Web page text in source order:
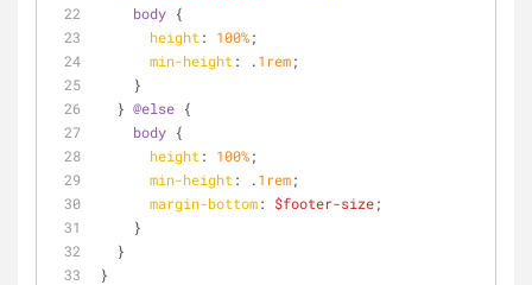
body {
height : 100%;
min-height : .1rem;
    }
  }
@else {
body {
height : 100%;
min-height : .1rem;
margin-bottom: $footer-size;
    }
  }
}